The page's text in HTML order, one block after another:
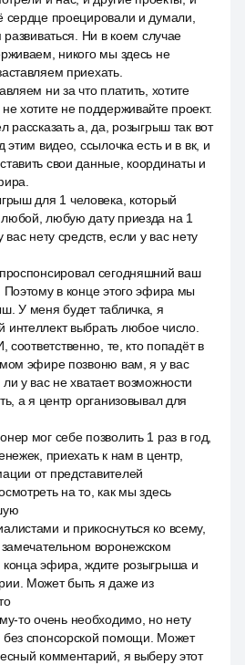
сердце проецировали и думали,
развиваться. Ни в коем случае
никого мы здесь не
приехать.
ни за что платить, хотите
хотите не поддерживайте проект.
рассказать а, да, розыгрыш так вот
этим видео, ссылочка есть и в вк, и
свои данные, координаты и
для 1 человека, который
любую дату приезда на 1
нету средств, если у вас нету
сегодняшний ваш
Поэтому в конце этого эфира мы
У меня будет табличка, я
интеллект выбрать любое число.
соответственно, те, кто попадёт в
эфире позвоню вам, я у вас
у вас не хватает возможности
а я центр организовывал для
мог себе позволить 1 раз в год,
приехать к нам в центр,
от представителей
на то, как мы здесь
и прикоснуться ко всему,
воронежском
конца эфира, ждите розыгрыша и
Может быть я даже из
то очень необходимо, но нету
без спонсорской помощи. Может
комментарий, я выберу этот